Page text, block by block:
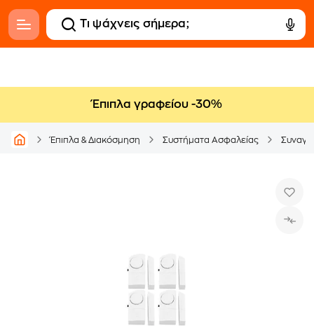
Έπιπλα γραφείου -30%
Έπιπλα & Διακόσμηση Συστήματα Ασφαλείας